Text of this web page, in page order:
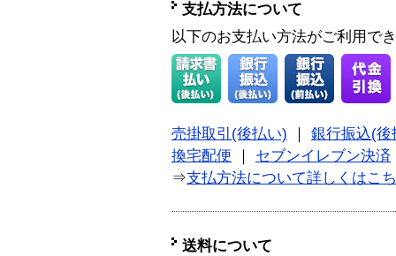
支払方法について
以下のお支払い方法がご利用で
売掛取引(後払い)
銀行振込(後
換宅配便
セブンイレブン決済
⇒支払方法について詳しくはこ
送料について